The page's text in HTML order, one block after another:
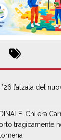
l’alzata del
Chi era
tragicamente